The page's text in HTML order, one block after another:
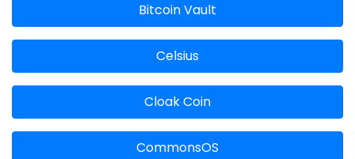
Bitcoin Vault
Celsius
Cloak Coin
CommonsOS